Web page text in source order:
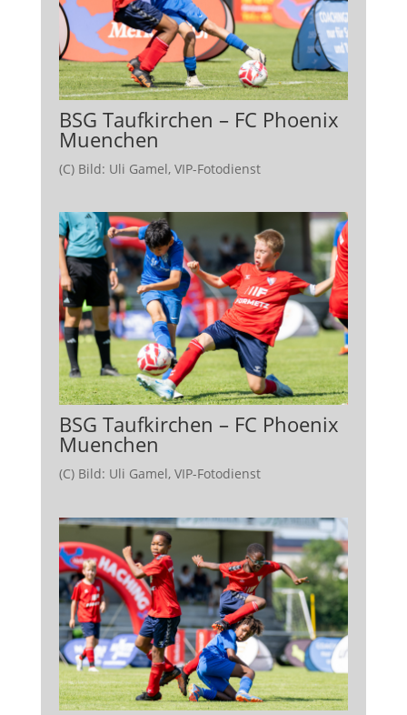
BSG Taufkirchen – FC Phoenix
Muenchen
(C) Bild: Uli Gamel, VIP-Fotodienst
BSG Taufkirchen – FC Phoenix
Muenchen
(C) Bild: Uli Gamel, VIP-Fotodienst